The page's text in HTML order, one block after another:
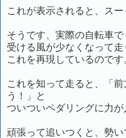
これが表示されると、ス
そうです、実際の自転車で
受ける風が少なくなって走
これを再現しているのです
これを知って走ると、「
う！」と
ついついペダリングに力が
頑張って追いつくと、勢